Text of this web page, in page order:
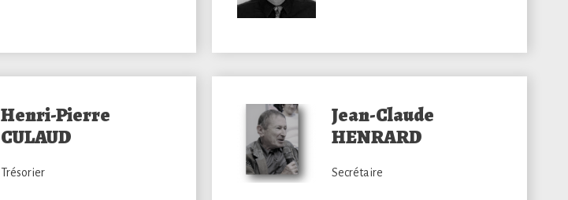
Henri-Pierre
CULAUD
Trésorier
Jean-Claude
HENRARD
Secrétaire